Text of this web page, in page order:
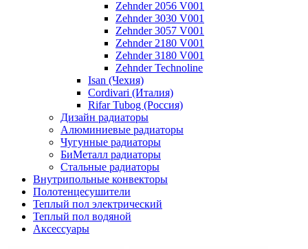
Zehnder 2056 V001
Zehnder 3030 V001
Zehnder 3057 V001
Zehnder 2180 V001
Zehnder 3180 V001
Zehnder Technoline
Isan (Чехия)
Cordivari (Италия)
Rifar Tubog (Россия)
Дизайн радиаторы
Алюминиевые радиаторы
Чугунные радиаторы
БиМеталл радиаторы
Стальные радиаторы
Внутрипольные конвекторы
Полотенцесушители
Теплый пол электрический
Теплый пол водяной
Аксессуары